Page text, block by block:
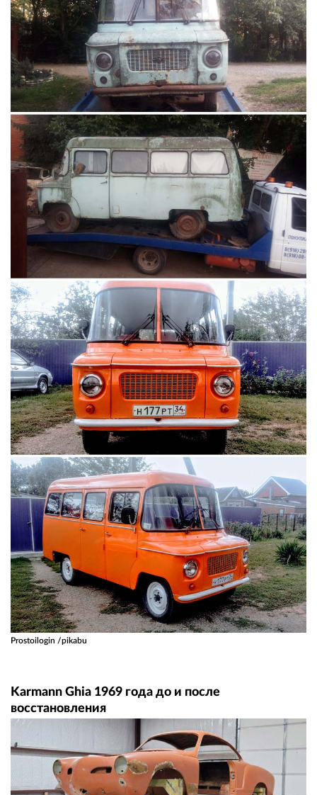
Prostoilogin /pikabu
Karmann Ghia 1969 года до и после
восстановления